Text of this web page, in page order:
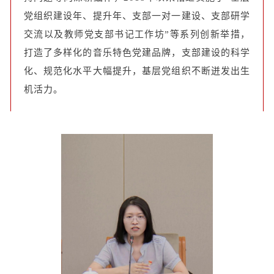
党组织建设年、提升年、支部一对一建设、支部研学
交流以及教师党支部书记工作坊”等系列创新举措，
打造了多样化的音乐特色党建品牌，支部建设的科学
化、规范化水平大幅提升，基层党组织不断迸发出生
机活力。